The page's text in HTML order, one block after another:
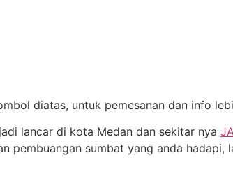
diatas, untuk pemesanan dan info
lancar di kota Medan dan sekitar nya
pembuangan sumbat yang anda hadapi,